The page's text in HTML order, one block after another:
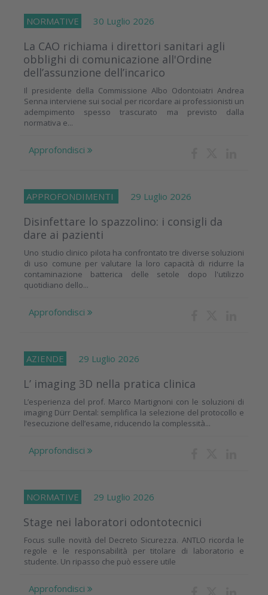
NORMATIVE 30 Luglio 2026
La CAO richiama i direttori sanitari agli
obblighi di comunicazione all'Ordine
dell’assunzione dell’incarico
Il presidente della Commissione Albo Odontoiatri Andrea
Senna interviene sui social per ricordare ai professionisti un
adempimento spesso trascurato ma previsto dalla
normativa e...
Approfondisci
APPROFONDIMENTI 29 Luglio 2026
Disinfettare lo spazzolino: i consigli da
dare ai pazienti
Uno studio clinico pilota ha confrontato tre diverse soluzioni
di uso comune per valutare la loro capacità di ridurre la
contaminazione batterica delle setole dopo l'utilizzo
quotidiano dello...
Approfondisci
AZIENDE 29 Luglio 2026
L’ imaging 3D nella pratica clinica
L’esperienza del prof. Marco Martignoni con le soluzioni di
imaging Dürr Dental: semplifica la selezione del protocollo e
l’esecuzione dell’esame, riducendo la complessità...
Approfondisci
NORMATIVE 29 Luglio 2026
Stage nei laboratori odontotecnici
Focus sulle novità del Decreto Sicurezza. ANTLO ricorda le
regole e le responsabilità per titolare di laboratorio e
studente. Un ripasso che può essere utile
Approfondisci